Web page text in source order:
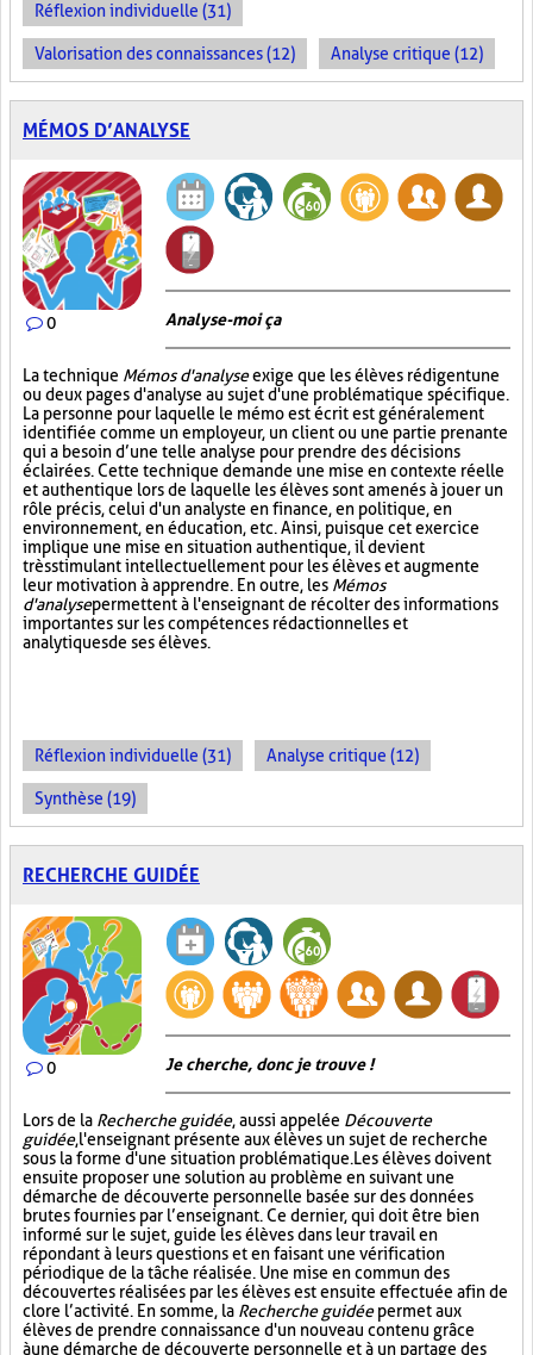
Réflexion individuelle (31)
Valorisation des connaissances (12) Analyse critique (12)
MÉMOS D’ANALYSE
0 Analyse-moi ça
La technique Mémos d'analyseexige que les élèves rédigent une
ou deux pages d'analyse au sujet d'une problématique spécifique.
La personne pour laquelle le mémo est écrit est généralement
identifiée comme un employeur, un client ou une partie prenante
qui a besoin d’une telle analyse pour prendre des décisions
éclairées. Cette technique demande une mise en contexte réelle
et authentique lors de laquelle les élèves sont amenés à jouer un
rôle précis, celui d'un analyste en finance, en politique, en
environnement, en éducation, etc. Ainsi, puisque cet exercice
implique une mise en situation authentique, il devient
très stimulant intellectuellement pour les élèves et augmente
leur motivation à apprendre. En outre, les Mémos
d'analysepermettent à l'enseignant de récolter des informations
importantes sur les compétences rédactionnelles et
analytiques de ses élèves.
Réflexion individuelle (31) Analyse critique (12)
Synthèse (19)
RECHERCHE GUIDÉE
0 Je cherche, donc je trouve !
Lors de la Recherche guidée, aussi appelée Découverte
guidée, l'enseignant présente aux élèves un sujet de recherche
sous la forme d'une situation problématique. Les élèves doivent
ensuite proposer une solution au problème en suivant une
démarche de découverte personnelle basée sur des données
brutes fournies par l’enseignant. Ce dernier, qui doit être bien
informé sur le sujet, guide les élèves dans leur travail en
répondant à leurs questions et en faisant une vérification
périodique de la tâche réalisée. Une mise en commun des
découvertes réalisées par les élèves est ensuite effectuée afin de
clore l’activité. En somme, la Recherche guidéepermet aux
élèves de prendre connaissance d'un nouveau contenu grâce
à une démarche de découverte personnelle et à un partage des